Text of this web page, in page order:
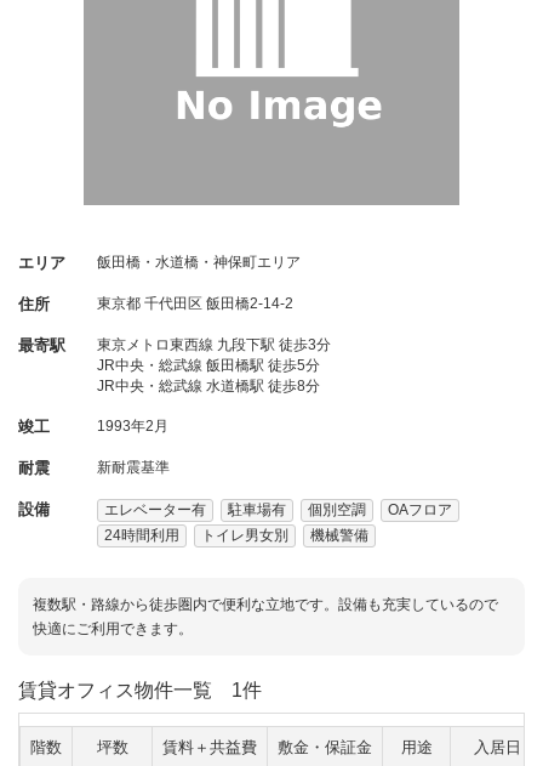
エリア 飯田橋・水道橋・神保町エリア
住所 東京都 千代田区 飯田橋2-14-2
最寄駅
東京メトロ東西線 九段下駅 徒歩3分
JR中央・総武線 飯田橋駅 徒歩5分
JR中央・総武線 水道橋駅 徒歩8分
竣工 1993年2月
耐震 新耐震基準
設備 エレベーター有 駐車場有 個別空調
OAフロア
24時間利用
トイレ男女別 機械警備
複数駅・路線から徒歩圏内で便利な立地です。設備も充実しているので
快適にご利用できます。
賃貸オフィス物件一覧 1件
階数 坪数 賃料＋共益費 敷金・保証金 用途 入居日